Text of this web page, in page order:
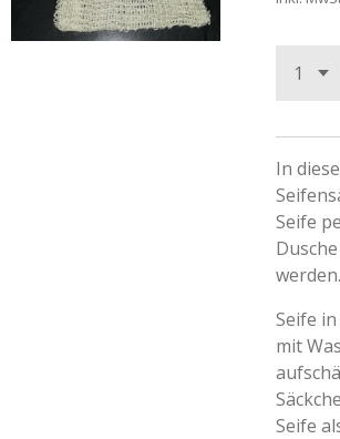
In
Seife
werden.
Seife
mit
Seife